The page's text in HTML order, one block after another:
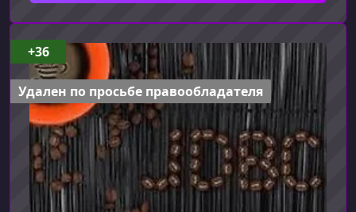
и научиться писать по‑настоящему
эффективный и масштабируемый код.Что
представляет собой курсПрограмма включает
детальное изучение возможностей Java Core,
современных
+36
Удален по просьбе правообладателя